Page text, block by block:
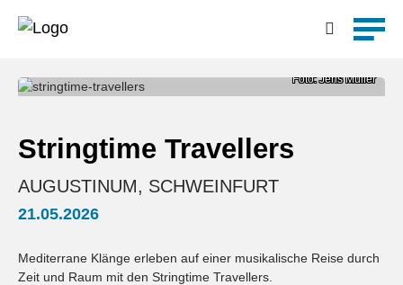
Foto: Jens Müller
Stringtime Travellers
AUGUSTINUM, SCHWEINFURT
21.05.2026
Mediterrane Klänge erleben auf einer musikalische Reise durch
Zeit und Raum mit den Stringtime Travellers.